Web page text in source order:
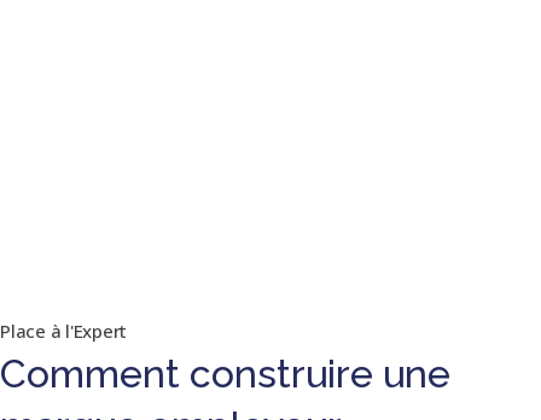
Place à l'Expert
Comment construire une